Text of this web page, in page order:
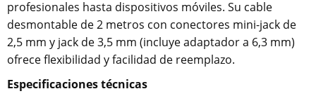
profesionales hasta dispositivos móviles. Su cable
desmontable de 2 metros con conectores mini-jack de
2,5 mm y jack de 3,5 mm (incluye adaptador a 6,3 mm)
ofrece flexibilidad y facilidad de reemplazo.
Especificaciones técnicas